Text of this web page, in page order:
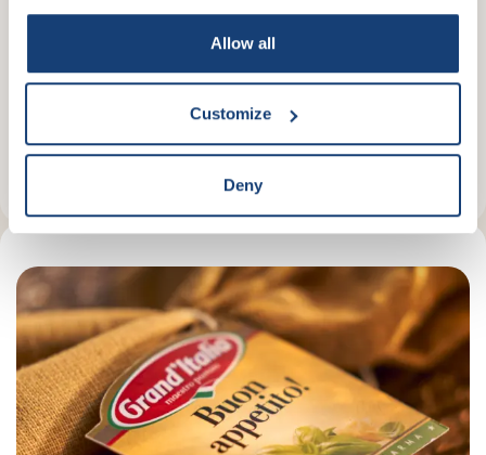
Allow all
Customize
Deny
ovenpasta’s of favoriete lasagne.
Besciamella sausmix is een poedermix, waarmee jij met
een beetje volle melk, makkelijk en snel de lekkerste
ovenpasta of lasagne op tafel tovert. Grand’Italia
Besciamella is ook verkrijgbaar als kant-en-klare
Besciamella in pot